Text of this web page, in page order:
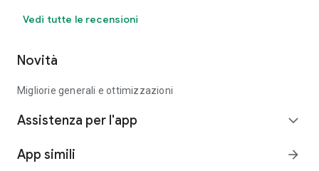
Vedi tutte le recensioni
Novità
Migliorie generali e ottimizzazioni
Assistenza per l'app expand_more
App simili arrow_forward